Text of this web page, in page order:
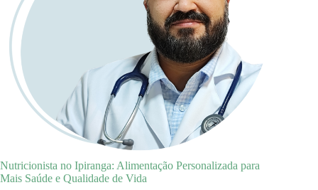
Nutricionista no Ipiranga: Alimentação Personalizada para
Mais Saúde e Qualidade de Vida